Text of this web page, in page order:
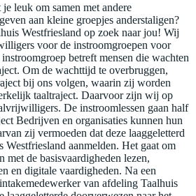
leuk om samen met andere
aan kleine groepjes anderstaligen?
Westfriesland op zoek naar jou! Wij
voor de instroomgroepen voor
betreft mensen die wachten
Om de wachttijd te overbruggen,
bij ons volgen, waarin zij worden
taaltraject. Daarvoor zijn wij op
De instroomlessen gaan half
Bedrijven en organisaties kunnen hun
zij vermoeden dat deze laaggeletterd
Westfriesland aanmelden. Het gaat om
met de basisvaardigheden lezen,
en digitale vaardigheden. Na een
van afdeling Taalhuis